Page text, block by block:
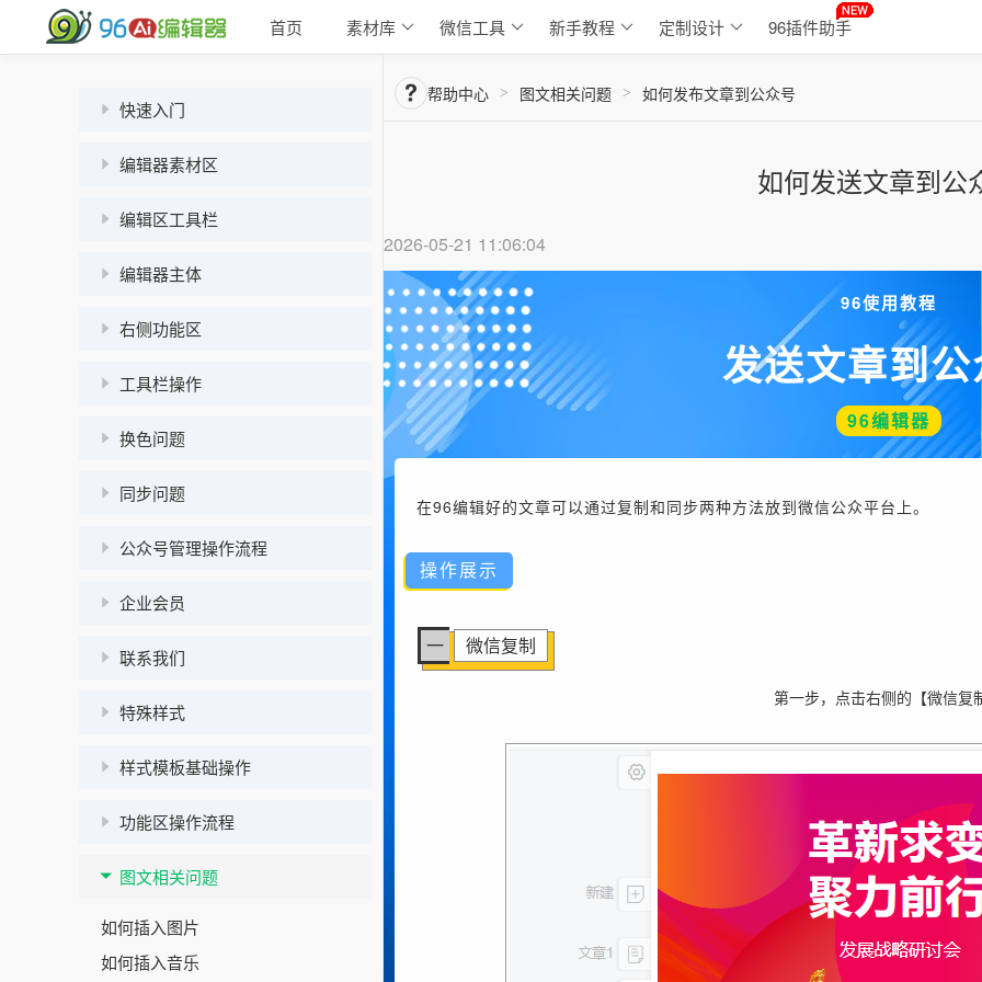
首页 素材库 微信工具 新手教程 定制设计 96插件助手
快速入门
编辑器素材区
编辑区工具栏
编辑器主体
右侧功能区
工具栏操作
换色问题
同步问题
公众号管理操作流程
企业会员
联系我们
特殊样式
样式模板基础操作
功能区操作流程
图文相关问题
如何插入图片
如何插入音乐
帮助中心 > 图文相关问题 > 如何发布文章到公众号
如何发送文章到公
2026-05-21 11:06:04
96使用教程
发送文章到
96编辑器
在96编辑好的文章可以通过复制和同步两种方法放到微信公众平台上。
操作展示
一 微信复制
第一步，点击右侧的【微信复